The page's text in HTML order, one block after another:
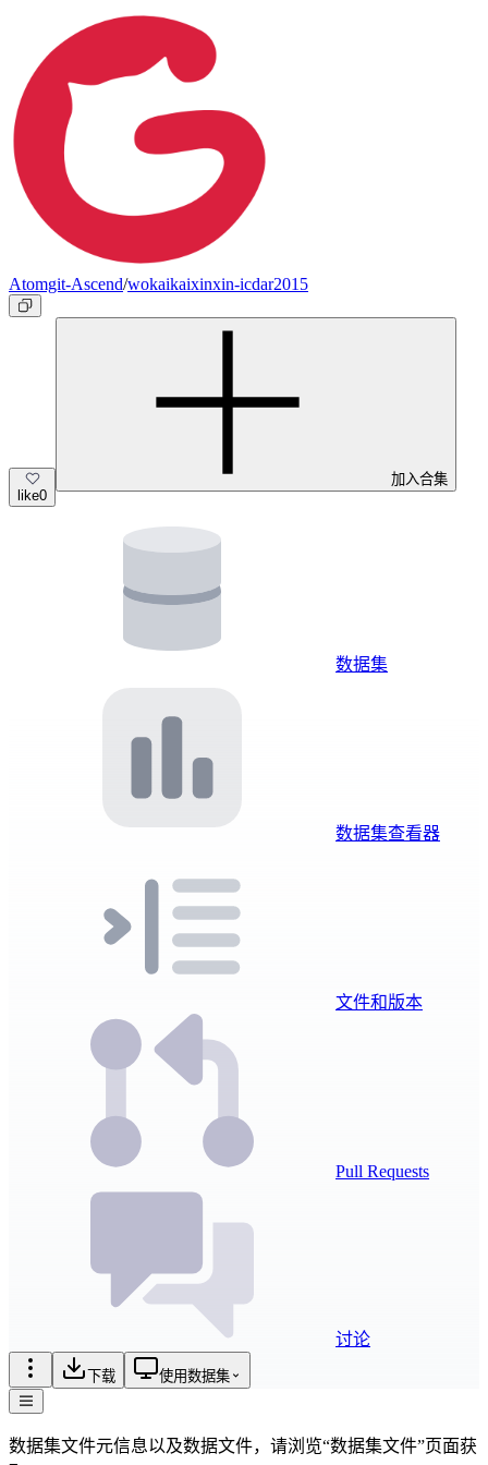
Atomgit-Ascend/wokaikaixinxin-icdar2015
like0
加入合集
数据集
数据集查看器
文件和版本
Pull Requests
讨论
下载 使用数据集
数据集文件元信息以及数据文件，请浏览“数据集文件”页面获